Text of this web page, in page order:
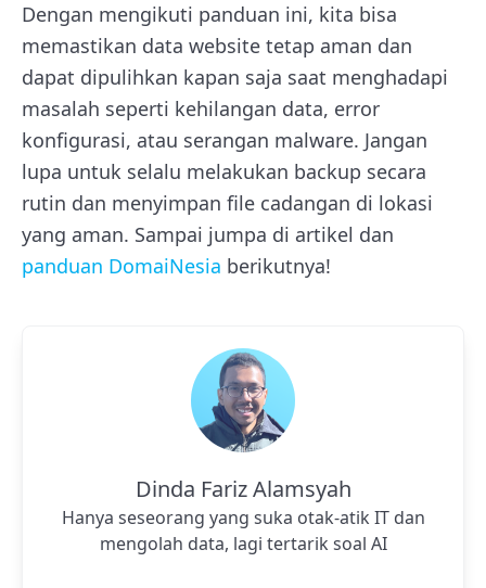
Dengan mengikuti panduan ini, kita bisa
memastikan data website tetap aman dan
dapat dipulihkan kapan saja saat menghadapi
masalah seperti kehilangan data, error
konfigurasi, atau serangan malware. Jangan
lupa untuk selalu melakukan backup secara
rutin dan menyimpan file cadangan di lokasi
yang aman. Sampai jumpa di artikel dan
panduan DomaiNesia berikutnya!
Dinda Fariz Alamsyah
Hanya seseorang yang suka otak-atik IT dan
mengolah data, lagi tertarik soal AI